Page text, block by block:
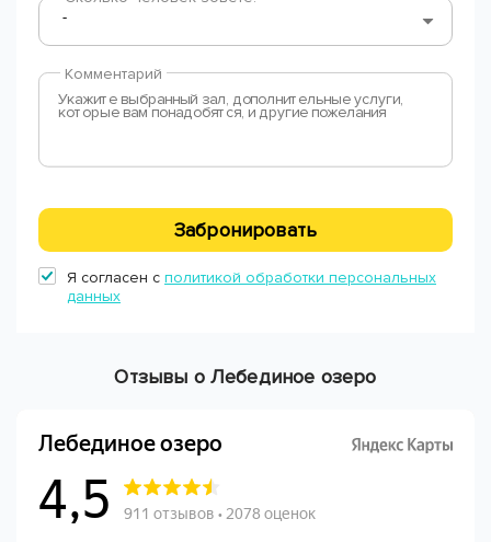
Комментарий
Забронировать
Я согласен с политикой обработки персональных
данных
Отзывы о Лебединое озеро